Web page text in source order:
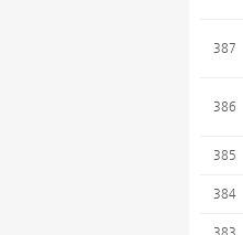
387
386
385
384